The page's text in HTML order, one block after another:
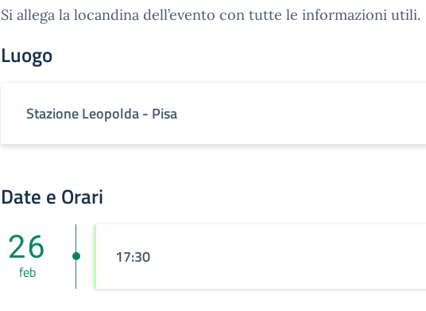
Si allega la locandina dell’evento con tutte le informazioni utili.
Luogo
Stazione Leopolda - Pisa
Date e Orari
26
feb
17:30